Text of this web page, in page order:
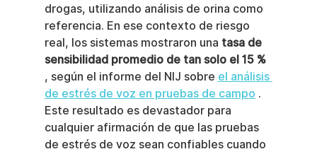
drogas, utilizando análisis de orina como
referencia. En ese contexto de riesgo
real, los sistemas mostraron una tasa de
sensibilidad promedio de tan solo el 15 %
, según el informe del NIJ sobre el análisis
de estrés de voz en pruebas de campo .
Este resultado es devastador para
cualquier afirmación de que las pruebas
de estrés de voz sean confiables cuando